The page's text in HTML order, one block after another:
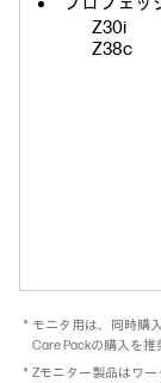
Z30i
Z38c
＊モニタ用は、同時購
Care Packの購入を推
＊Zモニター製品はワ